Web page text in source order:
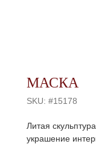
МАСКА
SKU: #15178
Литая
украшение